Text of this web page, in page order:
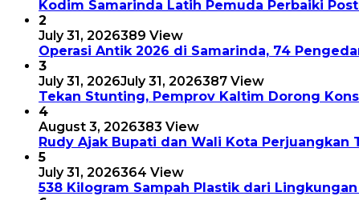
Kodim Samarinda Latih Pemuda Perbaiki
2
July 31, 2026389 View
Operasi Antik 2026 di Samarinda, 74
3
July 31, 2026July 31, 2026387 View
Tekan Stunting, Pemprov Kaltim Dorong
4
August 3, 2026383 View
Rudy Ajak Bupati dan Wali Kota Perjuangkan
5
July 31, 2026364 View
538 Kilogram Sampah Plastik dari